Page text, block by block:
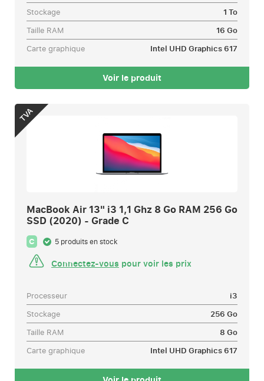
Stockage
1 To
Taille RAM
16 Go
Carte graphique
Intel UHD Graphics 617
Voir le produit
TVA
MacBook Air 13" i3 1,1 Ghz 8 Go RAM 256 Go
SSD (2020) - Grade C
C 5 produits en stock
Connectez-vous pour voir les prix
Processeur
i3
Stockage
256 Go
Taille RAM
8 Go
Carte graphique
Intel UHD Graphics 617